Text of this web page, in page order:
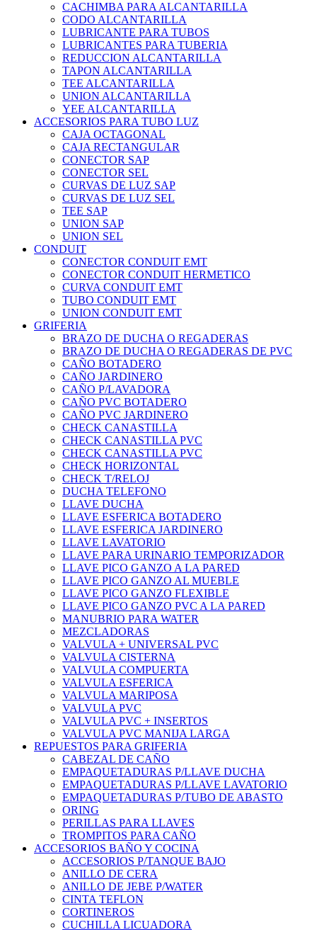
CACHIMBA PARA ALCANTARILLA
CODO ALCANTARILLA
LUBRICANTE PARA TUBOS
LUBRICANTES PARA TUBERIA
REDUCCION ALCANTARILLA
TAPON ALCANTARILLA
TEE ALCANTARILLA
UNION ALCANTARILLA
YEE ALCANTARILLA
ACCESORIOS PARA TUBO LUZ
CAJA OCTAGONAL
CAJA RECTANGULAR
CONECTOR SAP
CONECTOR SEL
CURVAS DE LUZ SAP
CURVAS DE LUZ SEL
TEE SAP
UNION SAP
UNION SEL
CONDUIT
CONECTOR CONDUIT EMT
CONECTOR CONDUIT HERMETICO
CURVA CONDUIT EMT
TUBO CONDUIT EMT
UNION CONDUIT EMT
GRIFERIA
BRAZO DE DUCHA O REGADERAS
BRAZO DE DUCHA O REGADERAS DE PVC
CAÑO BOTADERO
CAÑO JARDINERO
CAÑO P/LAVADORA
CAÑO PVC BOTADERO
CAÑO PVC JARDINERO
CHECK CANASTILLA
CHECK CANASTILLA PVC
CHECK CANASTILLA PVC
CHECK HORIZONTAL
CHECK T/RELOJ
DUCHA TELEFONO
LLAVE DUCHA
LLAVE ESFERICA BOTADERO
LLAVE ESFERICA JARDINERO
LLAVE LAVATORIO
LLAVE PARA URINARIO TEMPORIZADOR
LLAVE PICO GANZO A LA PARED
LLAVE PICO GANZO AL MUEBLE
LLAVE PICO GANZO FLEXIBLE
LLAVE PICO GANZO PVC A LA PARED
MANUBRIO PARA WATER
MEZCLADORAS
VALVULA + UNIVERSAL PVC
VALVULA CISTERNA
VALVULA COMPUERTA
VALVULA ESFERICA
VALVULA MARIPOSA
VALVULA PVC
VALVULA PVC + INSERTOS
VALVULA PVC MANIJA LARGA
REPUESTOS PARA GRIFERIA
CABEZAL DE CAÑO
EMPAQUETADURAS P/LLAVE DUCHA
EMPAQUETADURAS P/LLAVE LAVATORIO
EMPAQUETADURAS P/TUBO DE ABASTO
ORING
PERILLAS PARA LLAVES
TROMPITOS PARA CAÑO
ACCESORIOS BAÑO Y COCINA
ACCESORIOS P/TANQUE BAJO
ANILLO DE CERA
ANILLO DE JEBE P/WATER
CINTA TEFLON
CORTINEROS
CUCHILLA LICUADORA